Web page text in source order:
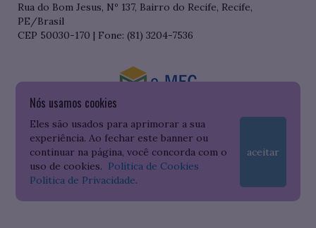
Nós usamos cookies
Eles são usados para aprimorar a sua
experiência. Ao fechar este banner ou
continuar na página, você concorda com o
uso de cookies. Política de Cookies
Política de Privacidade.
aceitar
Rua do Bom Jesus, Nº 137, Bairro do Recife, Recife,
PE/Brasil
CEP 50030-170 | Fone: (81) 3204-7536
Consulte o cadastro da Instituição no Sistema do e-MEC